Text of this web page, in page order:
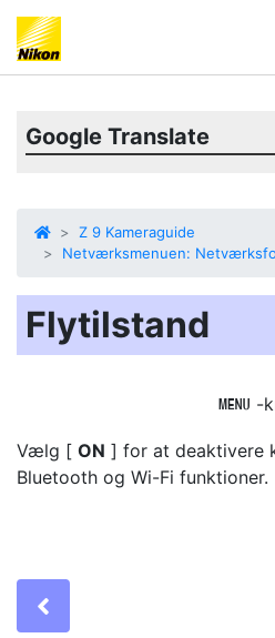
Google Translate
Z 9 Kameraguide
Netværksmenuen:
Flytilstand
G -
Vælg [ ON ] for at deaktivere
Bluetooth og Wi-Fi funktioner.